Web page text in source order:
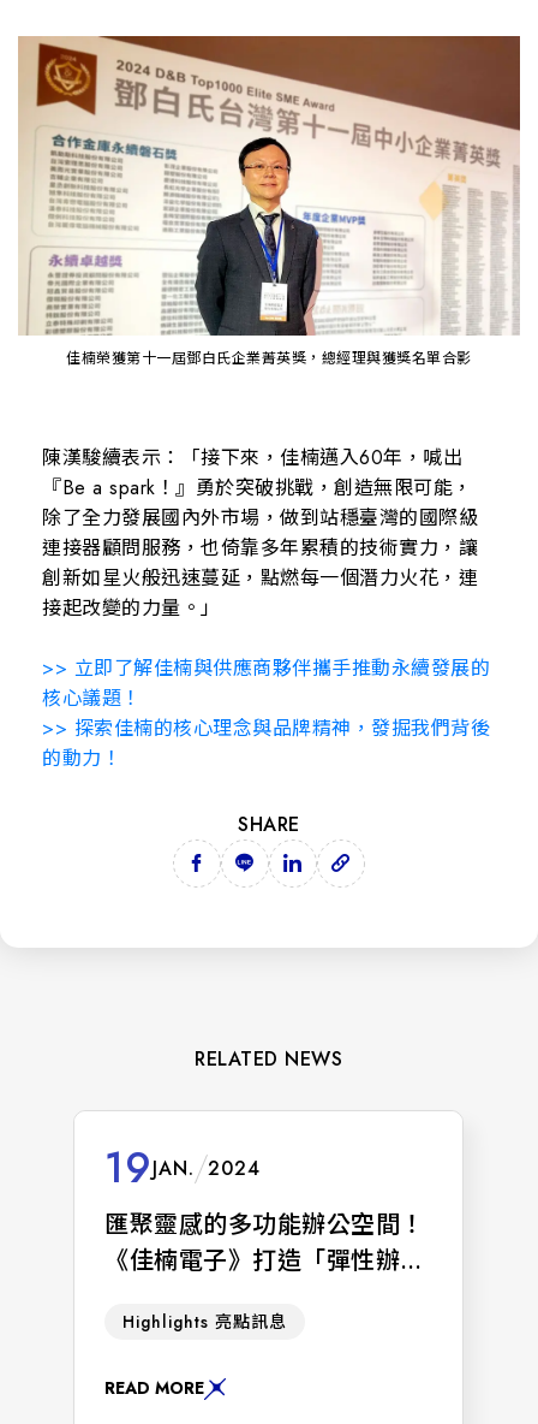
佳楠榮獲第十一屆鄧白氏企業菁英獎，總經理與獲獎名單合影
陳漢駿續表示：「接下來，佳楠邁入60年，喊出
『Be a spark！』勇於突破挑戰，創造無限可能，
除了全力發展國內外市場，做到站穩臺灣的國際級
連接器顧問服務，也倚靠多年累積的技術實力，讓
創新如星火般迅速蔓延，點燃每一個潛力火花，連
接起改變的力量。」
>> 立即了解佳楠與供應商夥伴攜手推動永續發展的
核心議題！
>> 探索佳楠的核心理念與品牌精神，發掘我們背後
的動力！
SHARE
RELATED NEWS
19JAN. 2024
匯聚靈感的多功能辦公空間！
《佳楠電子》打造「彈性辦公
即將走入一甲子歷史的《佳楠電子》
能辦公環境，即 榮獲美國2023Muse
Design Awards室內空間設計－金
Highlights 亮點訊息
READ MORE